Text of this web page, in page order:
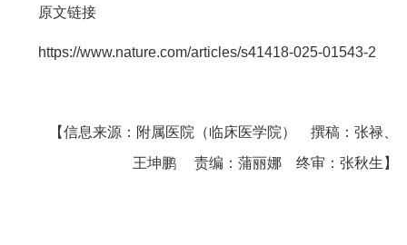
原文链接
https://www.nature.com/articles/s41418-025-01543-2
【信息来源：附属医院（临床医学院） 撰稿：张禄、
王坤鹏 责编：蒲丽娜 终审：张秋生】